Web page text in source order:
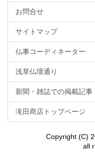
お問合せ
サイトマップ
仏事コーディネーター
浅草仏壇通り
新聞・雑誌での掲載記事
滝田商店トップページ
Copyright (C)
all